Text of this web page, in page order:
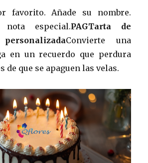
favorito. Añade su nombre.
especial.PAGTarta de
Convierte una
en un recuerdo que perdura
de que se apaguen las velas.